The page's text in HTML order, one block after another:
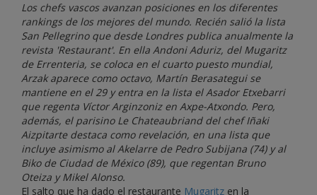
Los chefs vascos avanzan posiciones en los diferentes
rankings de los mejores del mundo. Recién salió la lista
San Pellegrino que desde Londres publica anualmente la
revista 'Restaurant'. En ella Andoni Aduriz, del Mugaritz
de Errenteria, se coloca en el cuarto puesto mundial,
Arzak aparece como octavo, Martín Berasategui se
mantiene en el 29 y entra en la lista el Asador Etxebarri
que regenta Víctor Arginzoniz en Axpe-Atxondo. Pero,
además, el parisino Le Chateaubriand del chef Iñaki
Aizpitarte destaca como revelación, en una lista que
incluye asimismo al Akelarre de Pedro Subijana (74) y al
Biko de Ciudad de México (89), que regentan Bruno
Oteiza y Mikel Alonso.
El salto que ha dado el restaurante Mugaritz en la